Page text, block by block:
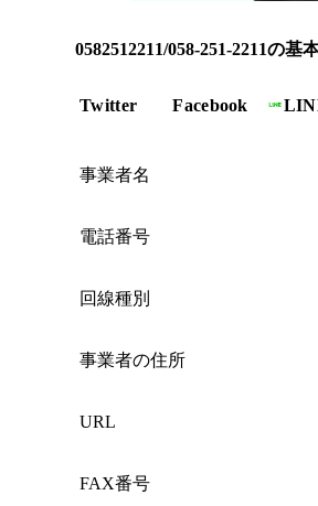
0582512211/058-251-2211の基
Twitter Facebook
事業者名
電話番号
回線種別
事業者の住所
URL
FAX番号